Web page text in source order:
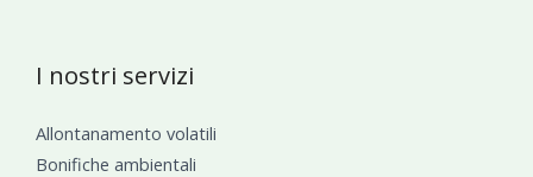
I nostri servizi
Allontanamento volatili
Bonifiche ambientali